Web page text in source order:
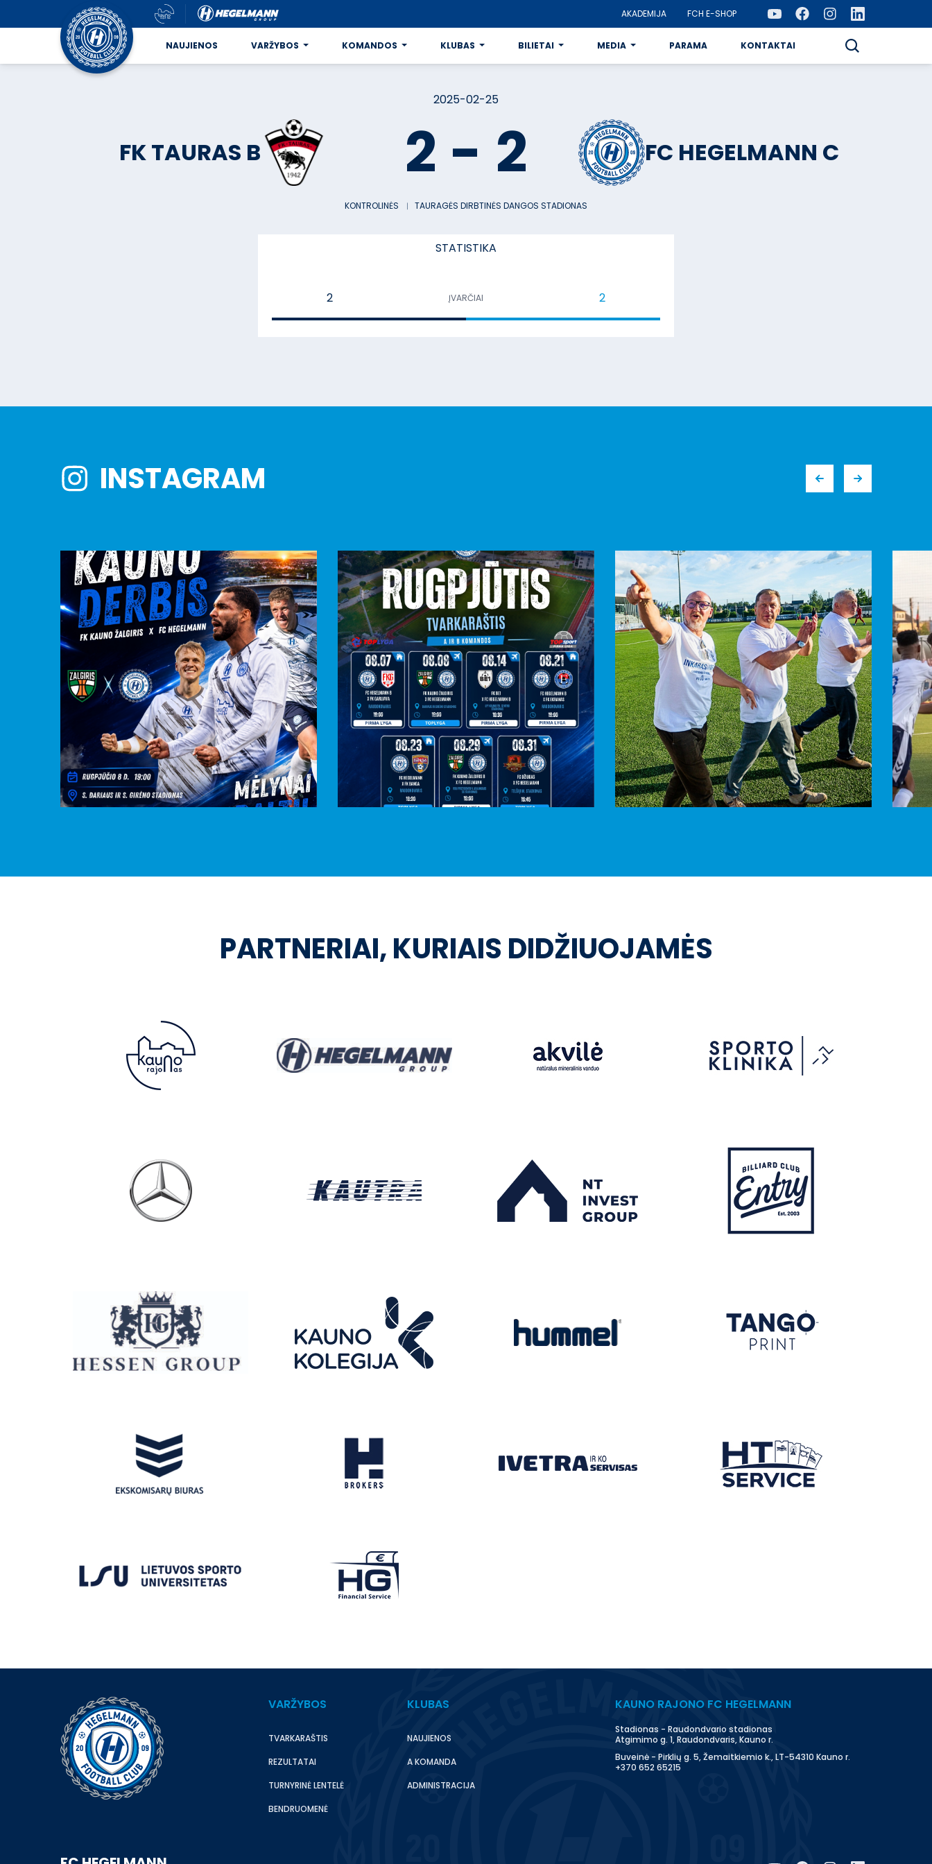
NAUJIENOS VARŽYBOS KOMANDOS KLUBAS BILIETAI MEDIA PARAMA KONTAKTAI
AKADEMIJA FCH E-SHOP
2025-02-25
FK TAURAS B 2 - 2 FC HEGELMANN C
KONTROLINĖS ︱ TAURAGĖS DIRBTINĖS DANGOS STADIONAS
STATISTIKA
2 ĮVARČIAI 2
INSTAGRAM
PARTNERIAI, KURIAIS DIDŽIUOJAMĖS
VARŽYBOS
TVARKARAŠTIS
REZULTATAI
TURNYRINĖ LENTELĖ
BENDRUOMENĖ
KLUBAS
NAUJIENOS
A KOMANDA
ADMINISTRACIJA
KAUNO RAJONO FC HEGELMANN
Stadionas - Raudondvario stadionas
Atgimimo g. 1, Raudondvaris, Kauno r.
Buveinė - Pirklių g. 5, Žemaitkiemio k., LT-54310 Kauno r.
+370 652 65215